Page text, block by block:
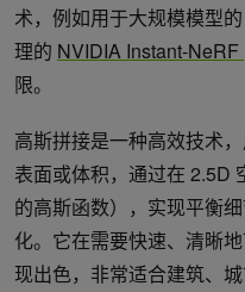
术，例如用于大规模模型的
理的 NVIDIA Instant-NeRF
限。
高斯拼接是一种高效技术
表面或体积，通过在 2.5D
的高斯函数），实现平衡
化。它在需要快速、清晰
现出色，非常适合建筑、